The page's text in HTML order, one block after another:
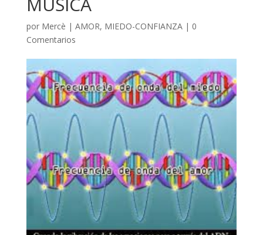
por Mercè | AMOR, MIEDO-CONFIANZA| 0
Comentarios